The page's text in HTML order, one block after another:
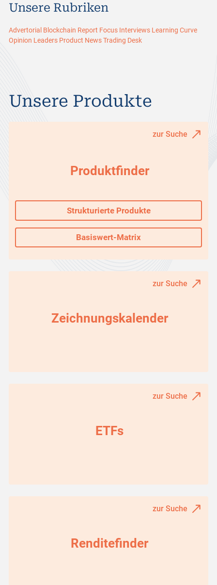
Unsere Rubriken
Advertorial Blockchain Report Focus Interviews Learning Curve
Opinion Leaders Product NewsTrading Desk
Unsere Produkte
zur Suche
Produktfinder
Strukturierte Produkte
Basiswert-Matrix
zur Suche
Zeichnungskalender
zur Suche
ETFs
zur Suche
Renditefinder